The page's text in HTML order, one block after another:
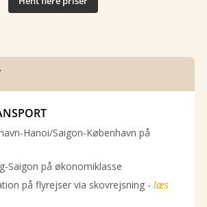
Hanoi/Saigon-København på
Saigon på økonomiklasse
på flyrejser via skovrejsning - læs